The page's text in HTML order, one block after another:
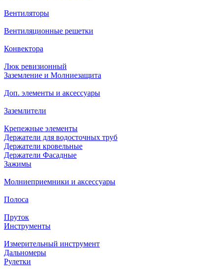
Вентиляторы
Вентиляционные решетки
Конвектора
Люк ревизионный
Заземление и Молниезащита
Доп. элементы и аксессуары
Заземлители
Крепежные элементы
Держатели для водосточных труб
Держатели кровельные
Держатели Фасадные
Зажимы
Молниеприемники и аксессуары
Полоса
Пруток
Инструменты
Измерительный инструмент
Дальномеры
Рулетки